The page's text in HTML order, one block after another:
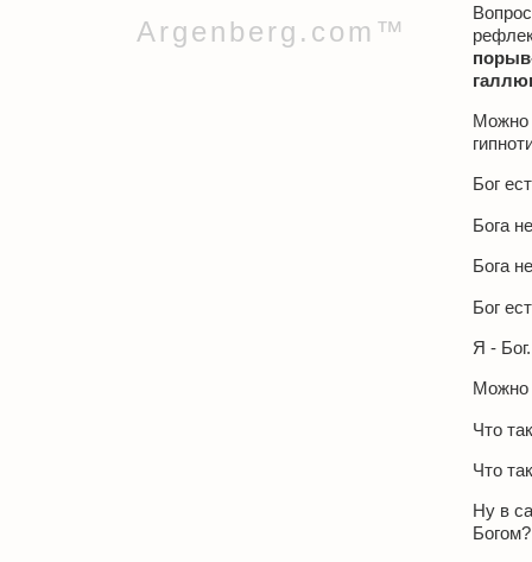
Argenberg.com™
Можно
Бог
Бога
Бога
Бог
Я -
Можно
Что
Что
Ну в
Богом?